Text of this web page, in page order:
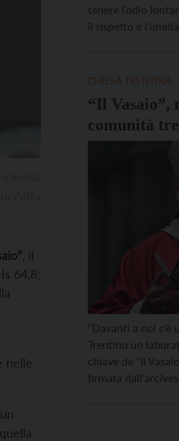
, il
64,8;
nelle
tenere l’odio
il rispetto e
“Il Vasaio”,
comunità
Tisi
“Davanti a noi c’è
Trentino un
chiave de “Il
firmata